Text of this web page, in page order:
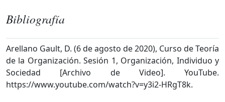
Bibliografía
Arellano Gault, D. (6 de agosto de 2020), Curso de Teoría
de la Organización. Sesión 1, Organización, Individuo y
Sociedad [Archivo de Video]. YouTube.
https://www.youtube.com/watch?v=y3i2-HRgT8k.